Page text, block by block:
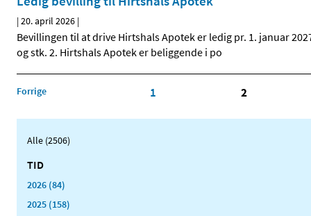
|20. april 2026 |
Bevillingen til at drive Hirtshals Apotek er ledig pr. 1. januar
og stk. 2. Hirtshals Apotek er beliggende i po
Forrige 1 2
Alle (2506)
TID
2026 (84)
2025 (158)